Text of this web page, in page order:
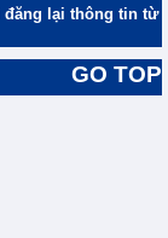
đăng lại thông tin từ
GO TOP